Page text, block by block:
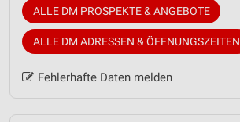
ALLE DM PROSPEKTE & ANGEBOTE
ALLE DM ADRESSEN & ÖFFNUNGSZEITEN
Fehlerhafte Daten melden